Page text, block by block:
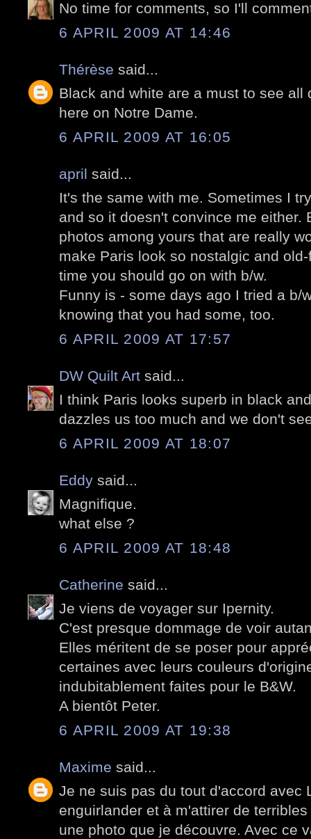
No time for comments, so I'll
6 APRIL 2009 AT 14:46
Thérèse said...
Black and white are a must to see all
here on Notre Dame.
6 APRIL 2009 AT 16:05
april said...
It's the same with me. Sometimes I
and so it doesn't convince me either.
photos among yours that are really
make Paris look so nostalgic and
time you should go on with b/w.
Funny is - some days ago I tried a b/
knowing that you had some, too.
6 APRIL 2009 AT 17:57
DW Quilt Art said...
I think Paris looks superb in black
dazzles us too much and we don't
6 APRIL 2009 AT 18:07
Eddy said...
Magnifique.
what else ?
6 APRIL 2009 AT 18:48
Catherine said...
Je viens de voyager sur Ipernity.
C'est presque dommage de voir
Elles méritent de se poser pour
certaines avec leurs couleurs
indubitablement faites pour le B&W.
A bientôt Peter.
6 APRIL 2009 AT 19:38
Maxime said...
Je ne suis pas du tout d'accord avec
enguirlander et à m'attirer de
une photo que je découvre. Avec ce